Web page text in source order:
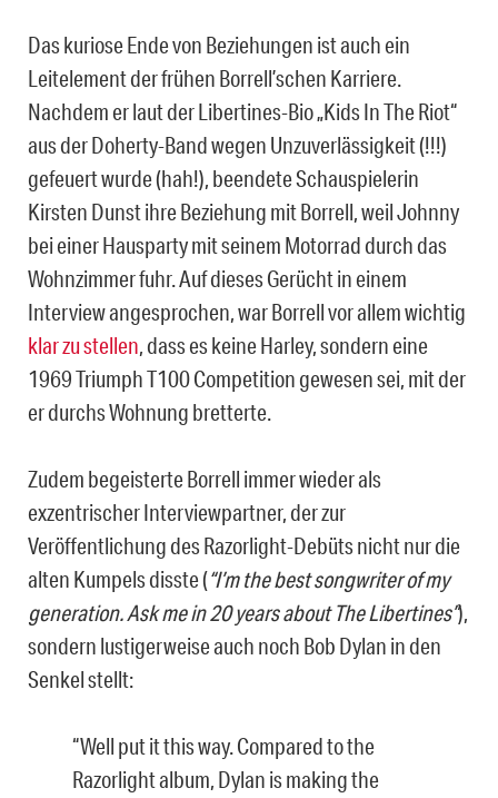
Das kuriose Ende von Beziehungen ist auch ein
Leitelement der frühen Borrell’schen Karriere.
Nachdem er laut der Libertines-Bio „Kids In The Riot“
aus der Doherty-Band wegen Unzuverlässigkeit (!!!)
gefeuert wurde (hah!), beendete Schauspielerin
Kirsten Dunst ihre Beziehung mit Borrell, weil Johnny
bei einer Hausparty mit seinem Motorrad durch das
Wohnzimmer fuhr. Auf dieses Gerücht in einem
Interview angesprochen, war Borrell vor allem wichtig
klar zu stellen, dass es keine Harley, sondern eine
1969 Triumph T100 Competition gewesen sei, mit der
er durchs Wohnung bretterte.
Zudem begeisterte Borrell immer wieder als
exzentrischer Interviewpartner, der zur
Veröffentlichung des Razorlight-Debüts nicht nur die
alten Kumpels disste (“I’m the best songwriter of my
generation. Ask me in 20 years about The Libertines”),
sondern lustigerweise auch noch Bob Dylan in den
Senkel stellt:
“Well put it this way. Compared to the
Razorlight album, Dylan is making the